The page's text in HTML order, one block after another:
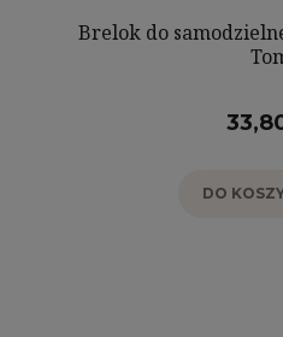
Brelok do
DO